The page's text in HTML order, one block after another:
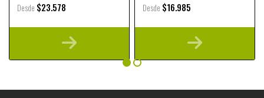
Desde $23.578 Desde $16.985